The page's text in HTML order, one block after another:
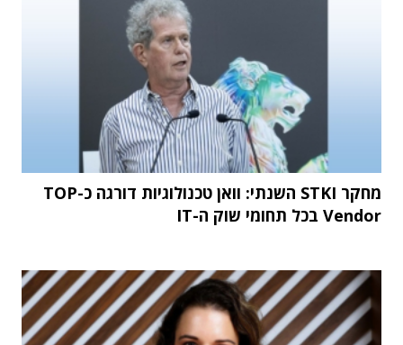
מחקר STKI השנתי: וואן טכנולוגיות דורגה כ-TOP
Vendor בכל תחומי שוק ה-IT